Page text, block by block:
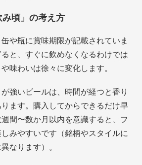
頃」の考え方
や瓶に賞味期限が記載されていま
と、すぐに飲めなくなるわけでは
味わいは徐々に変化します。
強いビールは、時間が経つと香り
ます。購入してからできるだけ早
間〜数か月以内を意識すると、フ
みやすいです（銘柄やスタイルに
なります）。